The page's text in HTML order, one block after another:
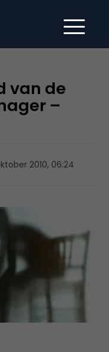
van de
–
2010, 06:24